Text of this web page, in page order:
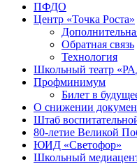
ПФДО
Центр «Точка Роста»
Обратная связь
Технология
Школьный театр
Профминимум
Билет в
О снижении
Штаб
80-летие Великой
ЮИД «Светофор»
Школьный